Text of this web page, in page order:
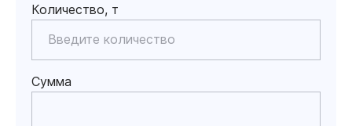
Количество, т
Сумма